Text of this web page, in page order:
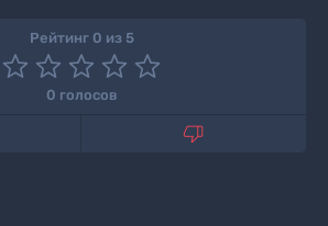
Рейтинг 0 из 5
0 голосов
